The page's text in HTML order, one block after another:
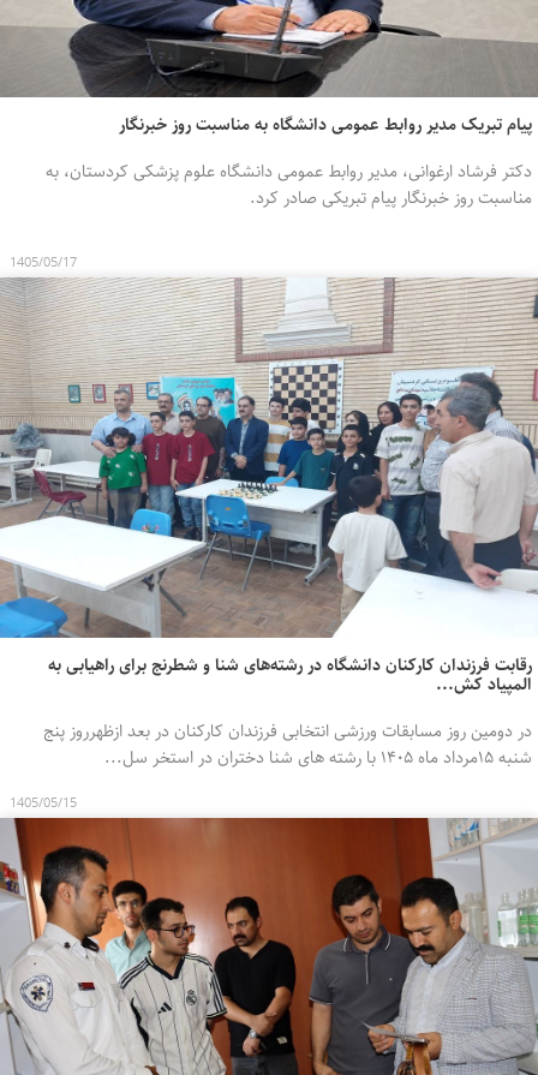
پیام تبریک مدیر روابط عمومی دانشگاه به مناسبت روز خبرنگار
دکتر فرشاد ارغوانی، مدیر روابط عمومی دانشگاه علوم پزشکی کردستان، به
مناسبت روز خبرنگار پیام تبریکی صادر کرد.
1405/05/17
رقابت فرزندان کارکنان دانشگاه در رشته‌های شنا و شطرنج برای راهیابی به
المپیاد کش...
در دومین روز مسابقات ورزشی انتخابی فرزندان کارکنان در بعد ازظهرروز پنج
شنبه ۱۵مرداد ماه ۱۴۰۵ با رشته های شنا دختران در استخر سل...
1405/05/15